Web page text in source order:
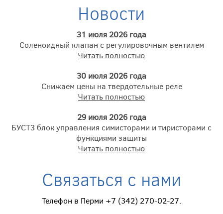
Новости
31 июля 2026 года
Соленоидный клапан с регулировочным вентилем
Читать полностью
30 июля 2026 года
Снижаем цены на твердотельные реле
Читать полностью
29 июля 2026 года
БУСТ3 блок управления симисторами и тиристорами с
функциями защиты
Читать полностью
Связаться с нами
Телефон в Перми +7 (342) 270-02-27.